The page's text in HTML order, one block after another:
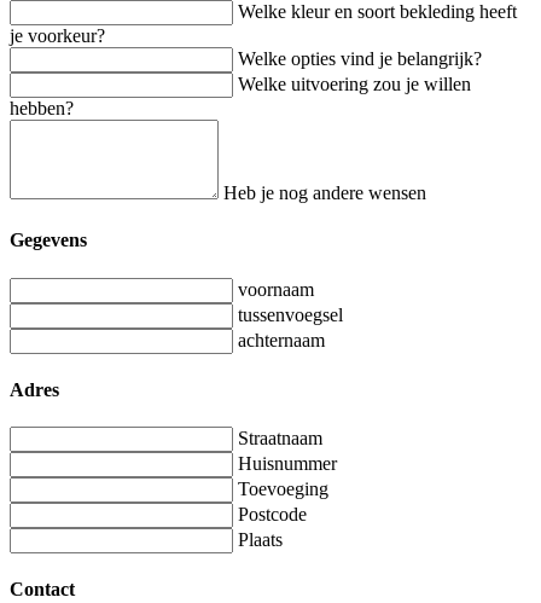
Welke kleur en soort bekleding heeft
je voorkeur?
Welke opties vind je belangrijk?
Welke uitvoering zou je willen
hebben?
Heb je nog andere wensen
Gegevens
voornaam
tussenvoegsel
achternaam
Adres
Straatnaam
Huisnummer
Toevoeging
Postcode
Plaats
Contact